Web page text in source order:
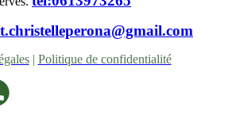
| Politique de confidentialité